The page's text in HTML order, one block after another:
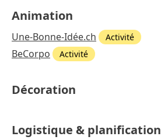
Animation
Une-Bonne-Idée.ch Activité
BeCorpo Activité
Décoration
Logistique & planification